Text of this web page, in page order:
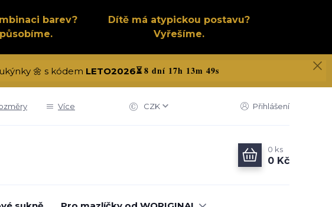
barev?
Dítě má atypickou postavu?
Vyřešíme.
🌼 s kódem LETO2026⏳8 dní 17h 13m 48s
Více CZK Přihlášení
0 ks
0 Kč